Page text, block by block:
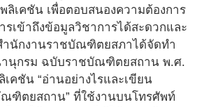
ลิเคชัน เพื่อตอบสนองความต้องการ
เข้าถึงข้อมูลวิชาการได้สะดวกและ
ำนักงานราชบัณฑิตยสภาได้จัดทำ
านุกรม ฉบับราชบัณฑิตยสถาน พ.ศ.
คชัน “อ่านอย่างไรและเขียน
ฑิตยสถาน” ที่ใช้งานบนโทรศัพท์